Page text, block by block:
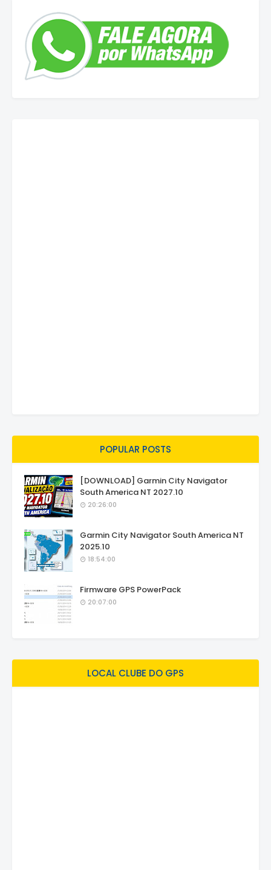
POPULAR POSTS
[DOWNLOAD] Garmin City Navigator
South America NT 2027.10
20:26:00
Garmin City Navigator South America NT
2025.10
18:54:00
Firmware GPS PowerPack
20:07:00
LOCAL CLUBE DO GPS